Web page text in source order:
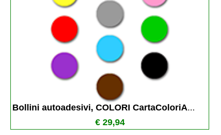
Bollini autoadesivi, COLORI CartaColoriA...
€ 29,94